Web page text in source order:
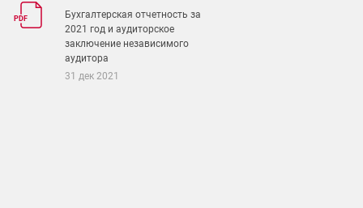
PDF
Бухгалтерская отчетность за
2021 год и аудиторское
заключение независимого
аудитора
31 дек 2021